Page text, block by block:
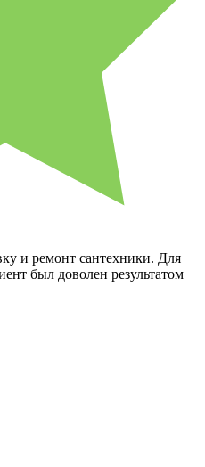
и ремонт сантехники. Для
был доволен результатом